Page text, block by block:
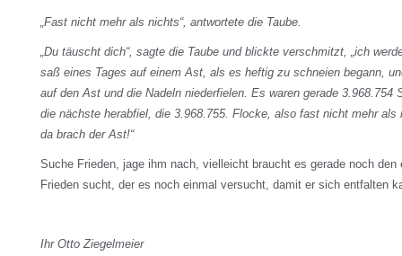
„Fast nicht mehr als nichts“, antwortete die Taube.
„Du täuscht dich“, sagte die Taube und blickte verschmitzt, „ich
saß eines Tages auf einem Ast, als es heftig zu schneien begann,
auf den Ast und die Nadeln niederfielen. Es waren gerade 3.968.754
die nächste herabfiel, die 3.968.755. Flocke, also fast nicht mehr
da brach der Ast!“
Suche Frieden, jage ihm nach, vielleicht braucht es gerade noch den
Frieden sucht, der es noch einmal versucht, damit er sich entfalten
Ihr Otto Ziegelmeier